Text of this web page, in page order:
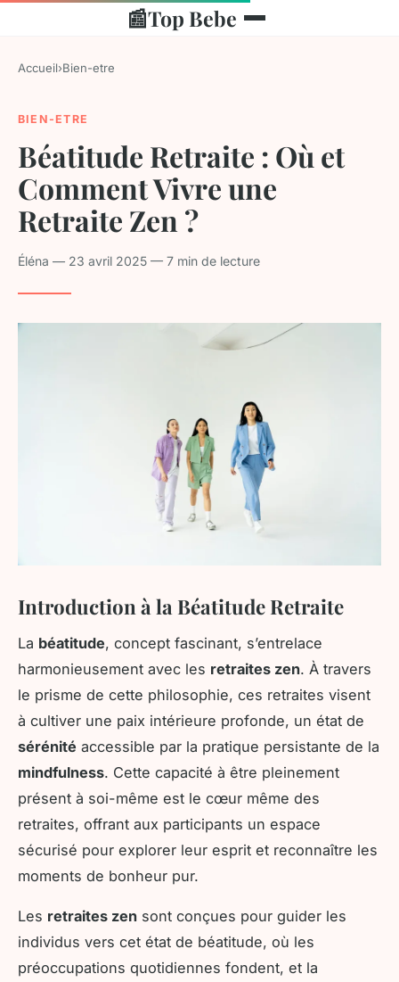
📰Top Bebe
Accueil›Bien-etre
BIEN-ETRE
Béatitude Retraite : Où et
Comment Vivre une
Retraite Zen ?
Éléna — 23 avril 2025 — 7 min de lecture
Introduction à la Béatitude Retraite
La béatitude, concept fascinant, s’entrelace
harmonieusement avec les retraites zen. À travers
le prisme de cette philosophie, ces retraites visent
à cultiver une paix intérieure profonde, un état de
sérénité accessible par la pratique persistante de la
mindfulness. Cette capacité à être pleinement
présent à soi-même est le cœur même des
retraites, offrant aux participants un espace
sécurisé pour explorer leur esprit et reconnaître les
moments de bonheur pur.
Les retraites zen sont conçues pour guider les
individus vers cet état de béatitude, où les
préoccupations quotidiennes fondent, et la